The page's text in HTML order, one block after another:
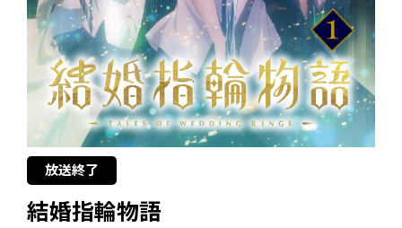
放送終了
結婚指輪物語